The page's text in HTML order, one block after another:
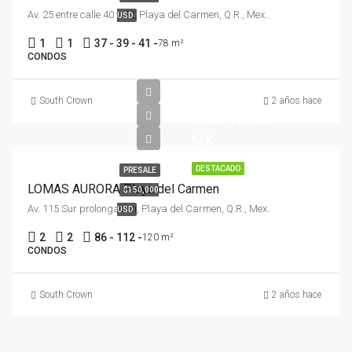
USD
Av. 25 entre calle 40 y 42, Playa del Carmen, Q.R., Mex..
1 1 37 - 39 - 41 -78 m²
CONDOS
South Crown 2 años hace
DESTACADO
PRESALE
$150,000
USD
LOMAS AURORA Playa del Carmen
Av. 115 Sur prolongacion, Playa del Carmen, Q.R., Mex.
2 2 86 - 112 -120 m²
CONDOS
South Crown 2 años hace